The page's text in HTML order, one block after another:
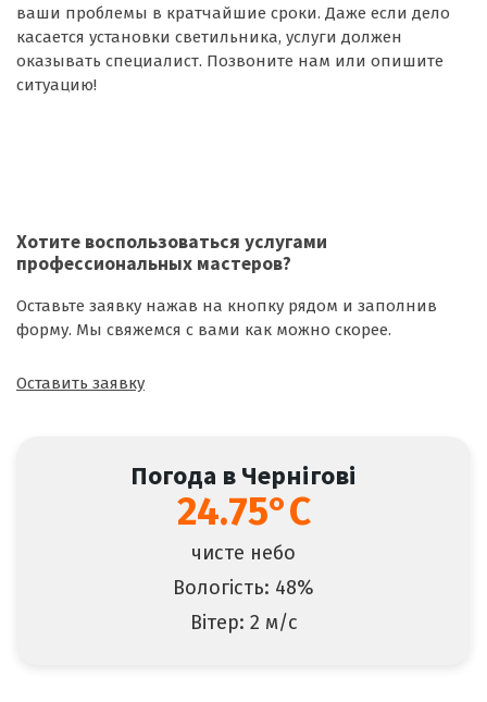
ваши проблемы в кратчайшие сроки. Даже если дело
касается установки светильника, услуги должен
оказывать специалист. Позвоните нам или опишите
ситуацию!
Хотите воспользоваться услугами
профессиональных мастеров?
Оставьте заявку нажав на кнопку рядом и заполнив
форму. Мы свяжемся с вами как можно скорее.
Оставить заявку
Погода в Чернігові
24.75°C
чисте небо
Вологість: 48%
Вітер: 2 м/с